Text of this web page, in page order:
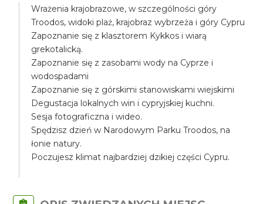
Wrażenia krajobrazowe, w szczególności góry
Troodos, widoki plaż, krajobraz wybrzeża i góry Cypru
Zapoznanie się z klasztorem Kykkos i wiarą
grekotalicką.
Zapoznanie się z zasobami wody na Cyprze i
wodospadami
Zapoznanie się z górskimi stanowiskami wiejskimi
Degustacja lokalnych win i cypryjskiej kuchni.
Sesja fotograficzna i wideo.
Spędzisz dzień w Narodowym Parku Troodos, na
łonie natury.
Poczujesz klimat najbardziej dzikiej części Cypru.